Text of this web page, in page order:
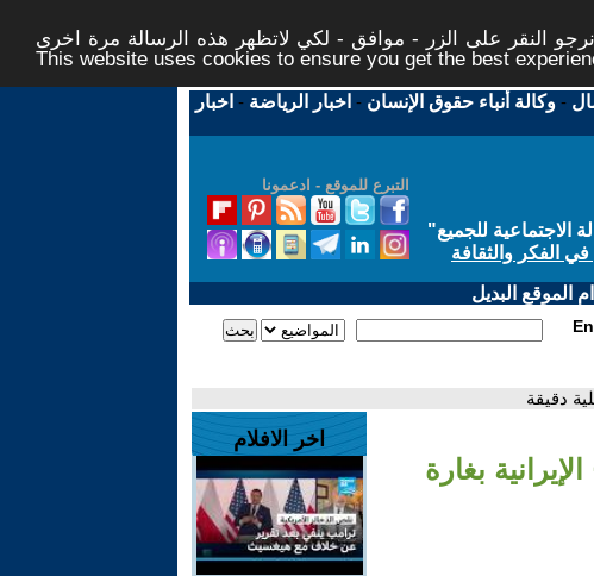
النقر على الزر - موافق - لكي لاتظهر هذه الرسالة مرة اخرى -
This website uses cookies to ensure you get the best
-وكالة أنباء حقوق الإنسان - اخبار الرياضة - اخبار
التبرع للموقع - ادعمونا
للجميع"
الفكر والثقافة
الموقع البديل
دقيقة
بغارة
اخر الافلام